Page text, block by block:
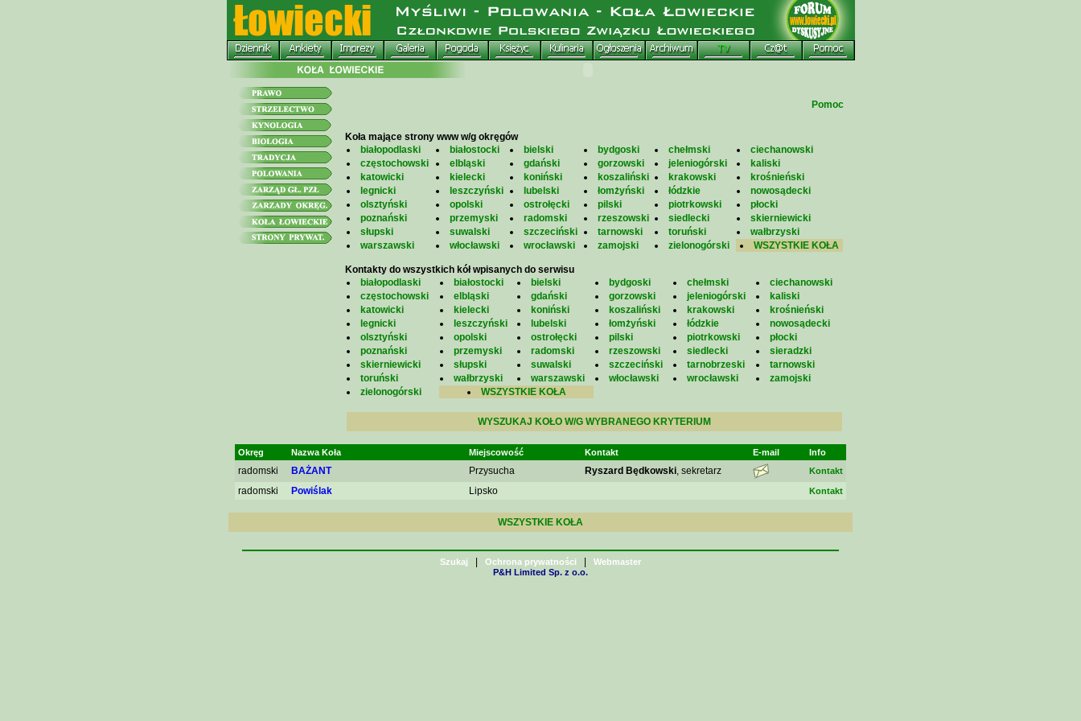
Pomoc
Koła mające strony www w/g okręgów
białopodlaski
białostocki bielski bydgoski chełmski
ciechanowski
częstochowski
elbląski gdański gorzowski jeleniogórski
kaliski
katowicki
kielecki koniński koszaliński krakowski
krośnieński
legnicki
leszczyński lubelski łomżyński łódzkie
nowosądecki
olsztyński
opolski ostrołęcki pilski piotrkowski
płocki
poznański
przemyski radomski rzeszowski siedlecki
skierniewicki
słupski
suwalski szczeciński tarnowski toruński
wałbrzyski
warszawski
włocławski wrocławski zamojski zielonogórski WSZYSTKIE KOŁA
Kontakty do wszystkich kół wpisanych do serwisu
białopodlaski
białostocki bielski bydgoski chełmski
ciechanowski
częstochowski
elbląski gdański gorzowski jeleniogórski
kaliski
katowicki
kielecki koniński koszaliński krakowski
krośnieński
legnicki
leszczyński lubelski łomżyński łódzkie
nowosądecki
olsztyński
opolski ostrołęcki pilski piotrkowski
płocki
poznański
przemyski radomski rzeszowski siedlecki
sieradzki
skierniewicki
słupski suwalski szczeciński tarnobrzeski
tarnowski
toruński
wałbrzyski warszawski włocławski wrocławski
zamojski
zielonogórski
WSZYSTKIE KOŁA
WYSZUKAJ KOŁO W/G WYBRANEGO KRYTERIUM
Okręg Nazwa Koła Miejscowość Kontakt E-mail Info
radomski BAŻANT Przysucha Ryszard Będkowski, sekretarz Kontakt
radomski Powiślak Lipsko Kontakt
WSZYSTKIE KOŁA
Szukaj Ochrona prywatności
Webmaster
P&H Limited Sp. z o.o.